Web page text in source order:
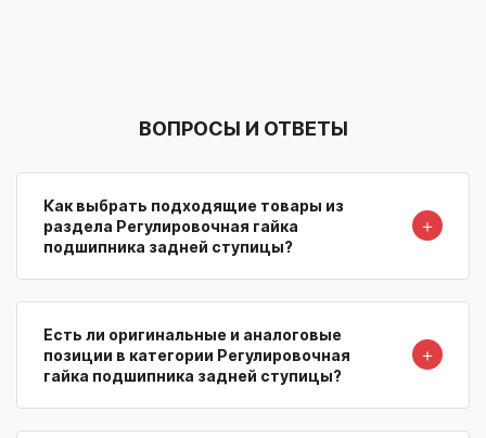
ВОПРОСЫ И ОТВЕТЫ
Как выбрать подходящие товары из
раздела Регулировочная гайка
подшипника задней ступицы?
＋
Есть ли оригинальные и аналоговые
позиции в категории Регулировочная
гайка подшипника задней ступицы?
＋